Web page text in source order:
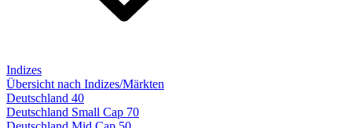
Indizes
Übersicht nach Indizes/Märkten
Deutschland 40
Deutschland Small Cap 70